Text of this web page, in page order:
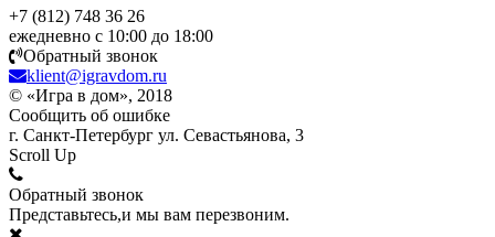
+7 (812) 748 36 26
ежедневно с 10:00 до 18:00
Обратный звонок
klient@igravdom.ru
© «Игра в дом», 2018
Сообщить об ошибке
г. Санкт-Петербург ул. Севастьянова, 3
Scroll Up
Обратный звонок
Представьтесь,и мы вам перезвоним.